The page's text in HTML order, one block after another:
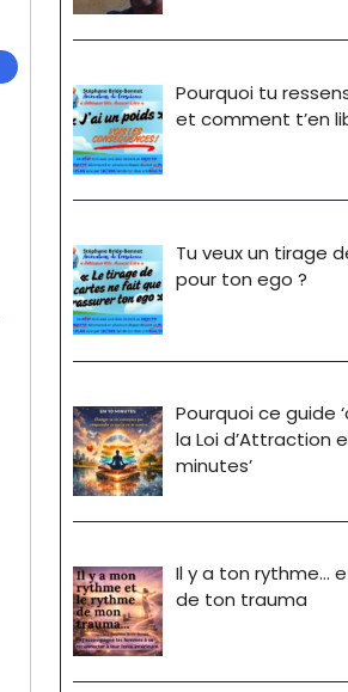
Pourquoi tu
et comment t’en
Tu veux un tirage
pour ton ego ?
Pourquoi ce guide
la Loi d’Attraction
minutes’
Il y a ton rythme…
de ton trauma